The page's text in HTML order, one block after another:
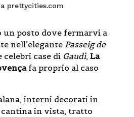
prettycities.com
un posto dove fermarvi a
nell’elegante Passeig de
celebri case di Gaudì, La
fa proprio al caso
interni decorati in
in vista, tratto